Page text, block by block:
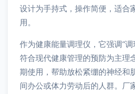
设计为手持式，操作简便，适合
用。
作为健康能量调理仪，它强调“调
符合现代健康管理的预防为主理
期使用，帮助放松紧绷的神经和
间办公或体力劳动后的人群。厂